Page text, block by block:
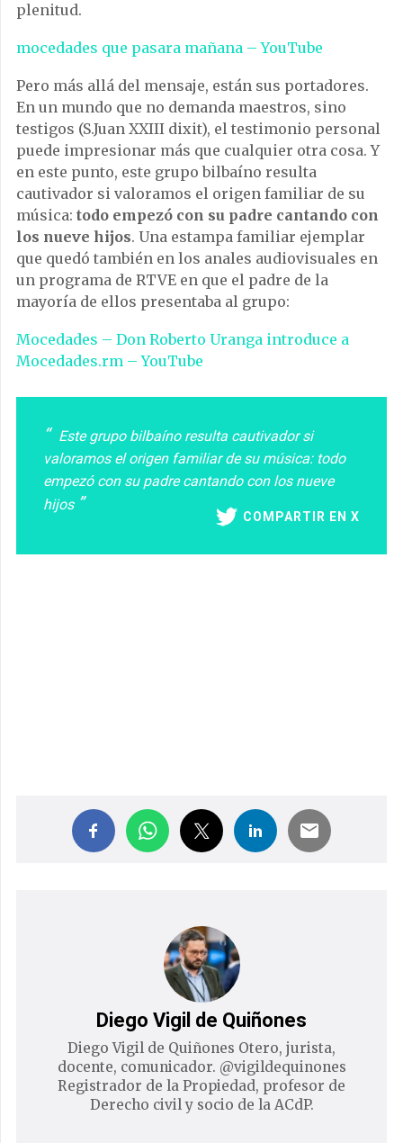
plenitud.
mocedades que pasara mañana – YouTube
Pero más allá del mensaje, están sus portadores.
En un mundo que no demanda maestros, sino
testigos (S.Juan XXIII dixit), el testimonio personal
puede impresionar más que cualquier otra cosa. Y
en este punto, este grupo bilbaíno resulta
cautivador si valoramos el origen familiar de su
música: todo empezó con su padre cantando con
los nueve hijos. Una estampa familiar ejemplar
que quedó también en los anales audiovisuales en
un programa de RTVE en que el padre de la
mayoría de ellos presentaba al grupo:
Mocedades – Don Roberto Uranga introduce a
Mocedades.rm – YouTube
Este grupo bilbaíno resulta cautivador si
valoramos el origen familiar de su música: todo
empezó con su padre cantando con los nueve
hijos
COMPARTIR EN X
Diego Vigil de Quiñones
Diego Vigil de Quiñones Otero, jurista,
docente, comunicador. @vigildequinones
Registrador de la Propiedad, profesor de
Derecho civil y socio de la ACdP.